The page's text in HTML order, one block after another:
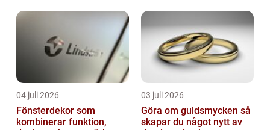
04 juli 2026
Fönsterdekor som
kombinerar funktion,
03 juli 2026
Göra om guldsmycken så
skapar du något nytt av